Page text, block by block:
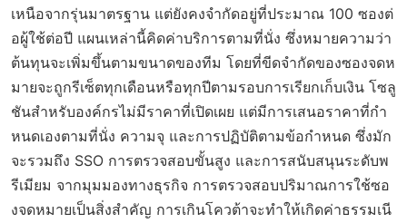
เหนือจากรุ่นมาตรฐาน แต่ยังคงจำกัดอยู่ที่ประมาณ 100 ซองต่
อผู้ใช้ต่อปี แผนเหล่านี้คิดค่าบริการตามที่นั่ง ซึ่งหมายความว่า
ต้นทุนจะเพิ่มขึ้นตามขนาดของทีม โดยที่ขีดจำกัดของซองจดห
มายจะถูกรีเซ็ตทุกเดือนหรือทุกปีตามรอบการเรียกเก็บเงิน โซลู
ชันสำหรับองค์กรไม่มีราคาที่เปิดเผย แต่มีการเสนอราคาที่กำ
หนดเองตามที่นั่ง ความจุ และการปฏิบัติตามข้อกำหนด ซึ่งมัก
จะรวมถึง SSO การตรวจสอบขั้นสูง และการสนับสนุนระดับพ
รีเมียม จากมุมมองทางธุรกิจ การตรวจสอบปริมาณการใช้ซอ
งจดหมายเป็นสิ่งสำคัญ การเกินโควต้าจะทำให้เกิดค่าธรรมเนี